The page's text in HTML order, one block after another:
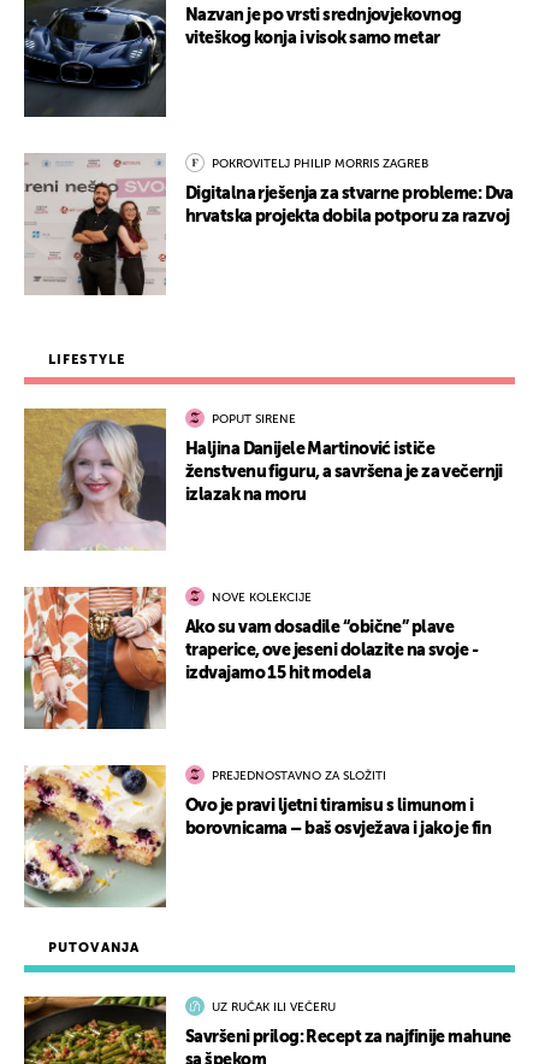
PUTOVANJA
UZ RUČAK ILI VEČERU
Savršeni prilog: Recept za najfinije mahune
sa špekom
Nazvan je po vrsti srednjovjekovnog
viteškog konja i visok samo metar
POKROVITELJ PHILIP MORRIS ZAGREB
Digitalna rješenja za stvarne probleme: Dva
hrvatska projekta dobila potporu za razvoj
LIFESTYLE
POPUT SIRENE
Haljina Danijele Martinović ističe
ženstvenu figuru, a savršena je za večernji
izlazak na moru
NOVE KOLEKCIJE
Ako su vam dosadile “obične” plave
traperice, ove jeseni dolazite na svoje -
izdvajamo 15 hit modela
PREJEDNOSTAVNO ZA SLOŽITI
Ovo je pravi ljetni tiramisu s limunom i
borovnicama – baš osvježava i jako je fin